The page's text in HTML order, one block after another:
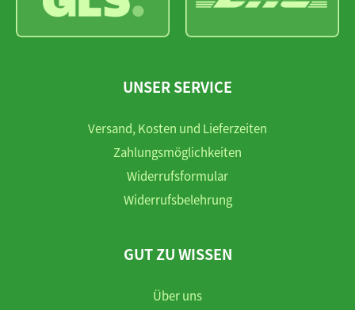
UNSER SERVICE
Versand, Kosten und Lieferzeiten
Zahlungsmöglichkeiten
Widerrufsformular
Widerrufsbelehrung
GUT ZU WISSEN
Über uns